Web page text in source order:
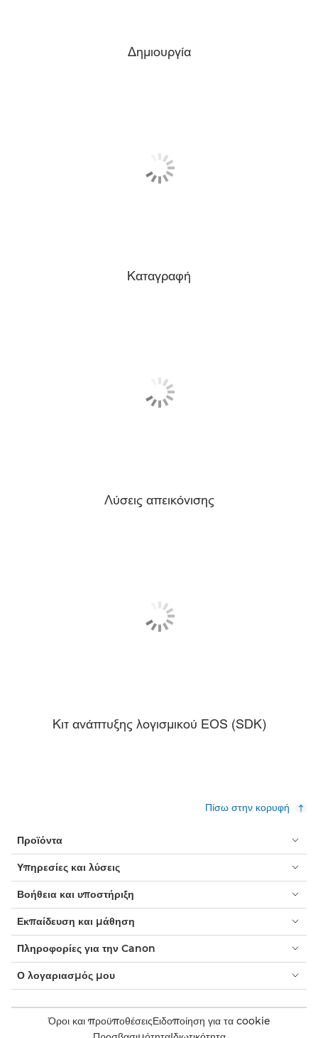
Δημιουργία
Καταγραφή
Λύσεις απεικόνισης
Κιτ ανάπτυξης λογισμικού EOS (SDK)
Πίσω στην κορυφή
Προϊόντα
Υπηρεσίες και λύσεις
Βοήθεια και υποστήριξη
Εκπαίδευση και μάθηση
Πληροφορίες για την Canon
Ο λογαριασμός μου
Όροι και προϋποθέσειςΕιδοποίηση για τα cookie